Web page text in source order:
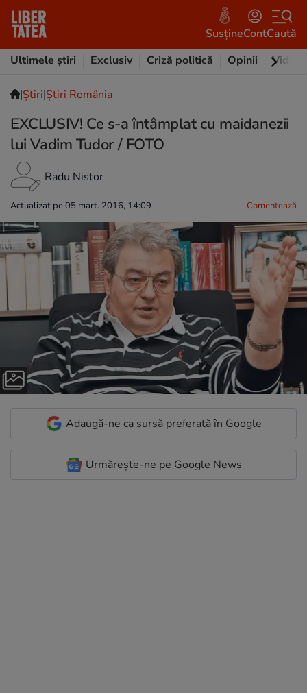
SusțineContCaută
Ultimele știri
Exclusiv Criză politică Opinii Video
|Ştiri|Știri România
EXCLUSIV! Ce s-a întâmplat cu maidanezii
lui Vadim Tudor / FOTO
Radu Nistor
Actualizat pe 05 mart. 2016, 14:09 Comentează
Adaugă-ne ca sursă preferată în Google
Urmărește-ne pe Google News